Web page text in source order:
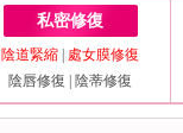
私密修復
陰道緊縮
處女膜修復
陰唇修復
陰蒂修復